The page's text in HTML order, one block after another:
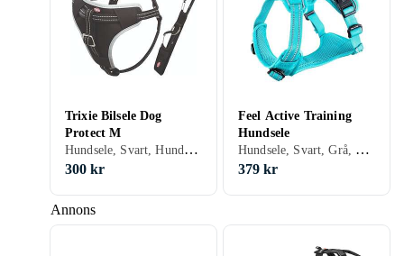
Annons
Trixie Bilsele Dog
Protect M
Hundsele, Svart, Hundar, Katter
300 kr
Feel Active Training
Hundsele
Hundsele, Svart, Grå, Röd, Hundar
379 kr